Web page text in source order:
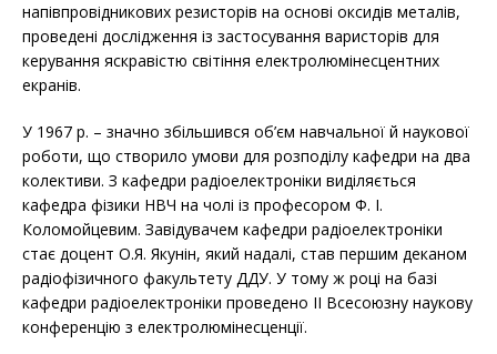
напівпровідникових резисторів на основі оксидів металів,
проведені дослідження із застосування варисторів для
керування яскравістю світіння електролюмінесцентних
екранів.
У 1967 р. – значно збільшився об’єм навчальної й наукової
роботи, що створило умови для розподілу кафедри на два
колективи. З кафедри радіоелектроніки виділяється
кафедра фізики НВЧ на чолі із професором Ф. І.
Коломойцевим. Завідувачем кафедри радіоелектроніки
стає доцент О.Я. Якунін, який надалі, став першим деканом
радіофізичного факультету ДДУ. У тому ж році на базі
кафедри радіоелектроніки проведено ІІ Всесоюзну наукову
конференцію з електролюмінесценції.